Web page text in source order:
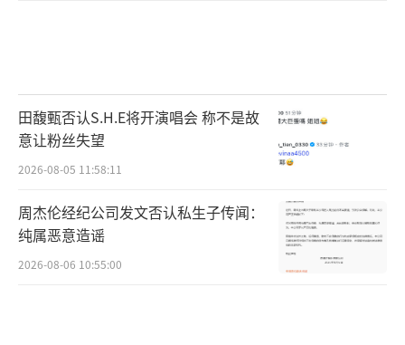
田馥甄否认S.H.E将开演唱会 称不是故
意让粉丝失望
2026-08-05 11:58:11
周杰伦经纪公司发文否认私生子传闻：
纯属恶意造谣
2026-08-06 10:55:00